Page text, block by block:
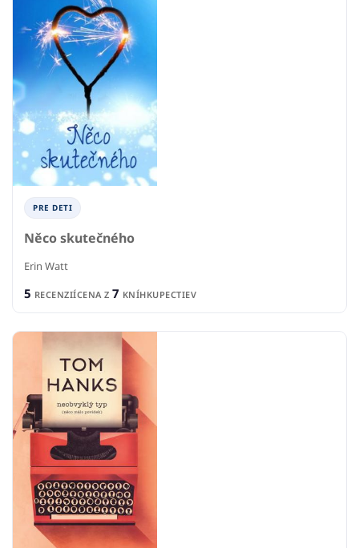
PRE DETI
Něco skutečného
Erin Watt
5 RECENZIÍCENA Z 7 KNÍHKUPECTIEV